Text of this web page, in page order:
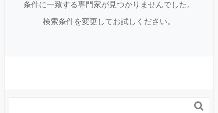
条件に一致する専門家が見つかりませんでした。
検索条件を変更してお試しください。
